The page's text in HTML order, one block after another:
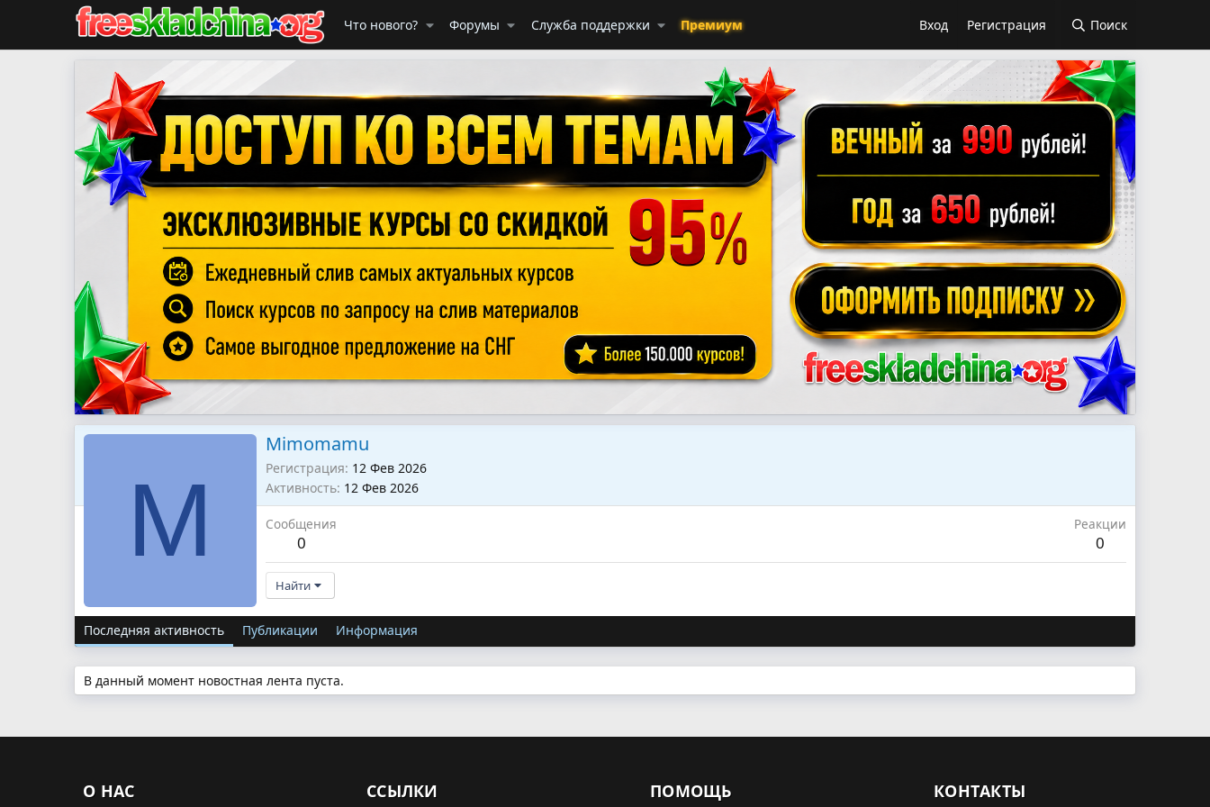
Что нового? Форумы Служба поддержки Премиум Вход Регистрация Поиск
M
Mimomamu
Регистрация 12 Фев 2026
Активность 12 Фев 2026
Сообщения
0
Реакции
0
Найти
Последняя активность Публикации Информация
В данный момент новостная лента пуста.
О НАС ССЫЛКИ ПОМОЩЬ КОНТАКТЫ